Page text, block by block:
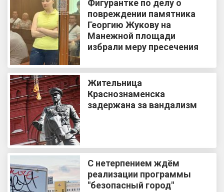
Фигурантке по делу о
повреждении памятника
Георгию Жукову на
Манежной площади
избрали меру пресечения
Жительница
Краснознаменска
задержана за вандализм
С нетерпением ждём
реализации программы
"безопасный город"